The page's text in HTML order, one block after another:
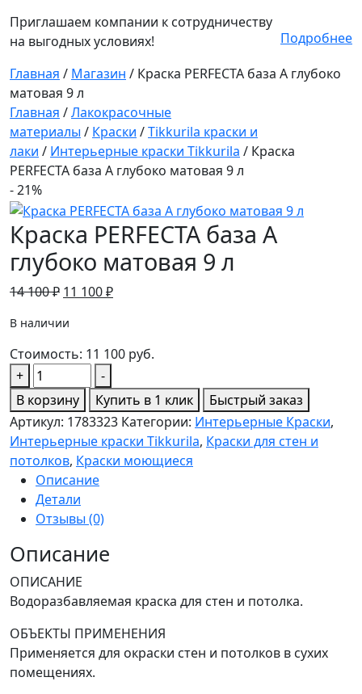
Приглашаем компании к сотрудничеству
на выгодных условиях!
Подробнее
Главная / Магазин / Краска PERFECTA база А глубоко
матовая 9 л
Главная /Лакокрасочные
материалы / Краски /Tikkurila краски и
лаки / Интерьерные краски Tikkurila / Краска
PERFECTA база А глубоко матовая 9 л
- 21%
Краска PERFECTA база А
глубоко матовая 9 л
14 100₽ Первоначальная
составляла
14
100 ₽.
11 100₽Текущая
100 ₽.
В наличии
Стоимость: 11 100 руб.
+
Количество
товара
Краска
PERFECTA
база
А
глубоко
матовая
9
л
-
В корзину
Купить в 1 клик
Быстрый заказ
Артикул: 1783323 Категории: Интерьерные Краски,
Интерьерные краски Tikkurila, Краски для стен и
потолков, Краски моющиеся
Описание
Детали
Отзывы (0)
Описание
ОПИСАНИЕ
Водоразбавляемая краска для стен и потолка.
ОБЪЕКТЫ ПРИМЕНЕНИЯ
Применяется для окраски стен и потолков в сухих
помещениях.